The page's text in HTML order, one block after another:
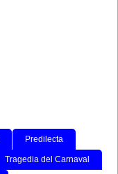
Predilecta
Tragedia del Carnaval